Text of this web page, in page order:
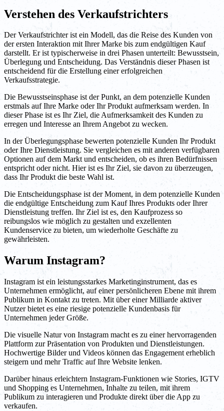
Verstehen des Verkaufstrichters
Der Verkaufstrichter ist ein Modell, das die Reise des Kunden von
der ersten Interaktion mit Ihrer Marke bis zum endgültigen Kauf
darstellt. Er ist typischerweise in drei Phasen unterteilt: Bewusstsein,
Überlegung und Entscheidung. Das Verständnis dieser Phasen ist
entscheidend für die Erstellung einer erfolgreichen
Verkaufsstrategie.
Die Bewusstseinsphase ist der Punkt, an dem potenzielle Kunden
erstmals auf Ihre Marke oder Ihr Produkt aufmerksam werden. In
dieser Phase ist es Ihr Ziel, die Aufmerksamkeit des Kunden zu
erregen und Interesse an Ihrem Angebot zu wecken.
In der Überlegungsphase bewerten potenzielle Kunden Ihr Produkt
oder Ihre Dienstleistung. Sie vergleichen es mit anderen verfügbaren
Optionen auf dem Markt und entscheiden, ob es ihren Bedürfnissen
entspricht oder nicht. Hier ist es Ihr Ziel, sie davon zu überzeugen,
dass Ihr Produkt die beste Wahl ist.
Die Entscheidungsphase ist der Moment, in dem potenzielle Kunden
die endgültige Entscheidung zum Kauf Ihres Produkts oder Ihrer
Dienstleistung treffen. Ihr Ziel ist es, den Kaufprozess so
reibungslos wie möglich zu gestalten und exzellenten
Kundenservice zu bieten, um wiederholte Geschäfte zu
gewährleisten.
Warum Instagram?
Instagram ist ein leistungsstarkes Marketinginstrument, das es
Unternehmen ermöglicht, auf einer persönlicheren Ebene mit ihrem
Publikum in Kontakt zu treten. Mit über einer Milliarde aktiver
Nutzer bietet es eine riesige potenzielle Kundenbasis für
Unternehmen jeder Größe.
Die visuelle Natur von Instagram macht es zu einer hervorragenden
Plattform zur Präsentation von Produkten und Dienstleistungen.
Hochwertige Bilder und Videos können das Engagement erheblich
steigern und mehr Traffic auf Ihre Website lenken.
Darüber hinaus erleichtern Instagram-Funktionen wie Stories, IGTV
und Shopping es Unternehmen, Inhalte zu teilen, mit ihrem
Publikum zu interagieren und Produkte direkt über die App zu
verkaufen.